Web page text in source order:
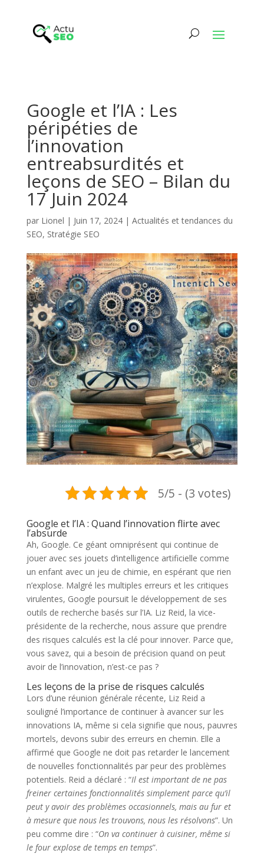
Google et l’IA : Les
péripéties de
l’innovation
entreabsurdités et
leçons de SEO – Bilan du
17 Juin 2024
par Lionel | Juin 17, 2024| Actualités et tendances du
SEO, Stratégie SEO
5/5 - (3 votes)
Google et l’IA : Quand l’innovation flirte avec
l’absurde
Ah, Google. Ce géant omniprésent qui continue de
jouer avec ses jouets d’intelligence artificielle comme
un enfant avec un jeu de chimie, en espérant que rien
n’explose. Malgré les multiples erreurs et les critiques
virulentes, Google poursuit le développement de ses
outils de recherche basés sur l’IA. Liz Reid, la vice-
présidente de la recherche, nous assure que prendre
des risques calculés est la clé pour innover. Parce que,
vous savez, qui a besoin de précision quand on peut
avoir de l’innovation, n’est-ce pas ?
Les leçons de la prise de risques calculés
Lors d’une réunion générale récente, Liz Reid a
souligné l’importance de continuer à avancer sur les
innovations IA, même si cela signifie que nous, pauvres
mortels, devons subir des erreurs en chemin. Elle a
affirmé que Google ne doit pas retarder le lancement
de nouvelles fonctionnalités par peur des problèmes
potentiels. Reid a déclaré : “Il est important de ne pas
freiner certaines fonctionnalités simplement parce qu’il
peut y avoir des problèmes occasionnels, mais au fur et
à mesure que nous les trouvons, nous les résolvons”. Un
peu comme dire : “On va continuer à cuisiner, même si
le four explose de temps en temps”.